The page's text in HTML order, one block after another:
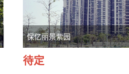
保亿丽景紫园
待定